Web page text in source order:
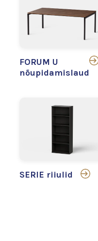
FORUM U
nõupidamislaud
SERIE riiulid